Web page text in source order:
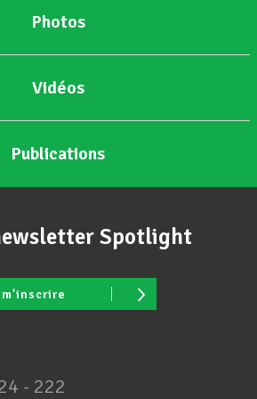
Photos
Vidéos
Publications
Spotlight
- 222